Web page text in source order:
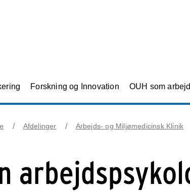
Forskning og Innovation OUH som
Afdelinger Arbejds- og Miljømedicinsk Klinik